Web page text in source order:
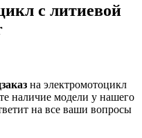
с литиевой
на электромотоцикл
наличие модели у нашего
на все ваши вопросы